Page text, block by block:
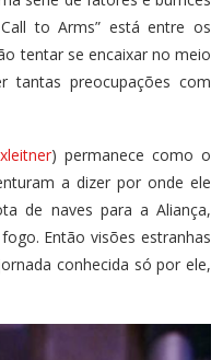
to Arms” está entre os
tentar se encaixar no meio
tantas preocupações com
) permanece como o
a dizer por onde ele
de naves para a Aliança,
Então visões estranhas
conhecida só por ele,